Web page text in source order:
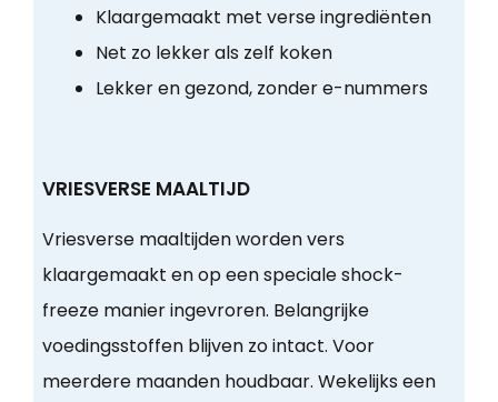
Klaargemaakt met verse ingrediënten
Net zo lekker als zelf koken
Lekker en gezond, zonder e-nummers
VRIESVERSE MAALTIJD
Vriesverse maaltijden worden vers
klaargemaakt en op een speciale shock-
freeze manier ingevroren. Belangrijke
voedingsstoffen blijven zo intact. Voor
meerdere maanden houdbaar. Wekelijks een